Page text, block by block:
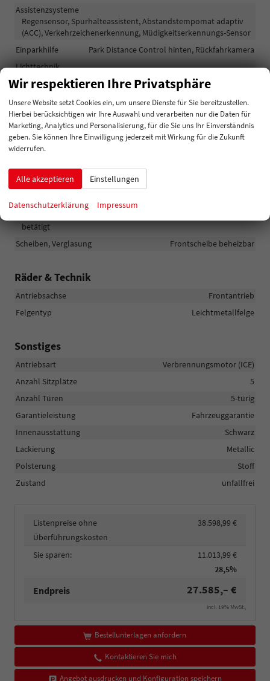
Assistenzsysteme
Regensensor, Spurhalteassistent, Abstandstempomat adaptiv
(ACC), Verkehrzeichenerkennung, Müdigkeitserkennungs-Sensor
Einparkhilfe
Park Distance Control hinten, Rückfahrkamera
Lichttechnik
Lichtsensor, Nebelscheinwerfer, LED-Scheinwerfer, Voll-LED
Scheinwerfer
Außen
Anhängerkupplung
Anhängerkupplung-Vorbereitung
Außenspiegel elektrisch anklappbar, Außenspiegel beheizbar
Dachreling
Gepäckraum-/Heckklappe
betätigt
Scheiben, Verglasung
Frontscheibe beheizbar
Räder & Technik
Antriebsachse
Frontantrieb
Felgentyp
Leichtmetallfelge
Sonstiges
Antriebsart
Verbrennungsmotor (ICE)
Anzahl Sitzplätze
5
Anzahl Türen
5-türig
Garantieleistung
Fahrzeuggarantie
Innenausstattung
Schwarz
Lackierung
Metallic
Polsterung
Stoff
Zustand
unfallfrei
Listenpreise ohne
Überführungskosten
38.598,99 €
Sie sparen:
11.013,99 €
28,5%
Endpreis 27.585,– €
incl. 19% MwSt.,
Bestellunterlagen anfordern
Kontaktieren Sie mich
Angebot ausdrucken und Konfiguration speichern
Wir respektieren Ihre Privatsphäre
Unsere Website setzt Cookies ein, um unsere Dienste für Sie bereitzustellen.
Hierbei berücksichtigen wir Ihre Auswahl und verarbeiten nur die Daten für
Marketing, Analytics und Personalisierung, für die Sie uns Ihr Einverständnis
geben. Sie können Ihre Einwilligung jederzeit mit Wirkung für die Zukunft
widerrufen.
Alle akzeptieren Einstellungen
Datenschutzerklärung Impressum